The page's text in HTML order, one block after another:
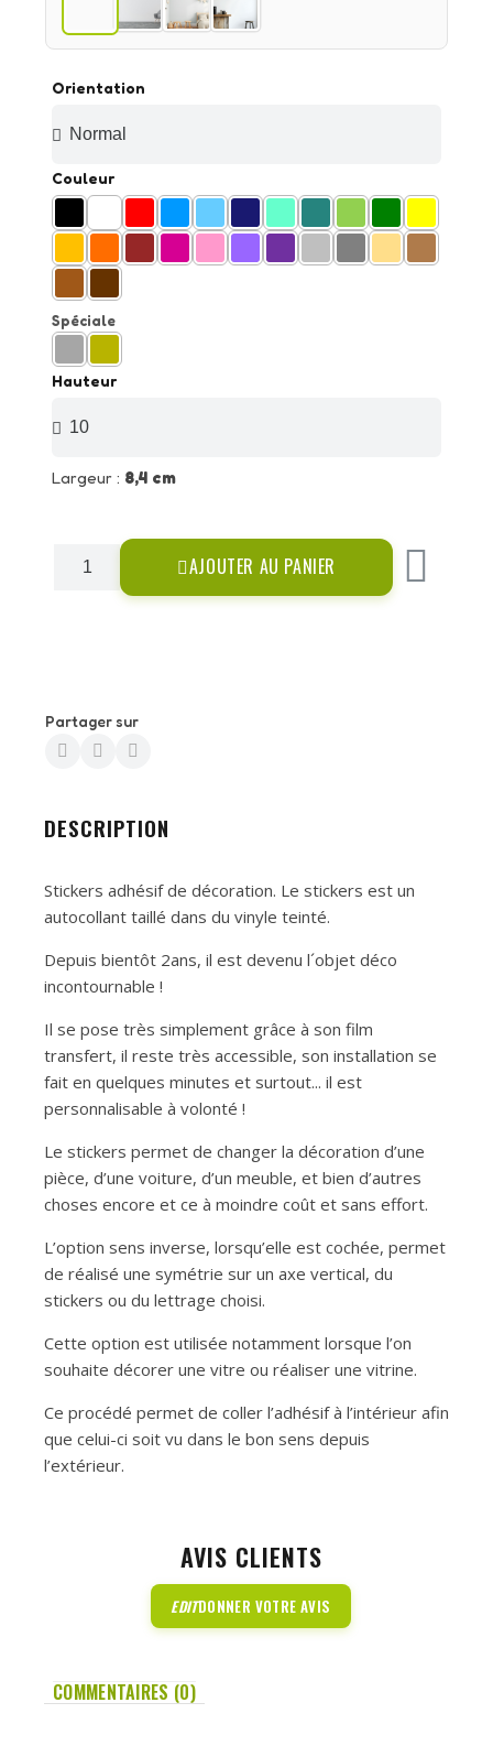
Orientation
Couleur
Spéciale
Hauteur
Largeur : 8,4 cm
AJOUTER AU PANIER
Partager sur
DESCRIPTION
Stickers adhésif de décoration. Le stickers est un
autocollant taillé dans du vinyle teinté.
Depuis bientôt 2ans, il est devenu l´objet déco
incontournable !
Il se pose très simplement grâce à son film
transfert, il reste très accessible, son installation se
fait en quelques minutes et surtout... il est
personnalisable à volonté !
Le stickers permet de changer la décoration d’une
pièce, d’une voiture, d’un meuble, et bien d’autres
choses encore et ce à moindre coût et sans effort.
L’option sens inverse, lorsqu’elle est cochée, permet
de réalisé une symétrie sur un axe vertical, du
stickers ou du lettrage choisi.
Cette option est utilisée notamment lorsque l’on
souhaite décorer une vitre ou réaliser une vitrine.
Ce procédé permet de coller l’adhésif à l’intérieur afin
que celui-ci soit vu dans le bon sens depuis
l’extérieur.
AVIS CLIENTS
EDITDONNER VOTRE AVIS
COMMENTAIRES (0)